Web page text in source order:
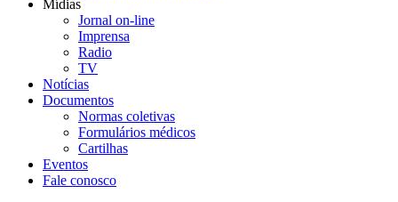
Mídias
Jornal on-line
Imprensa
Radio
TV
Notícias
Documentos
Normas coletivas
Formulários médicos
Cartilhas
Eventos
Fale conosco